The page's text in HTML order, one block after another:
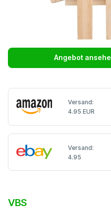
Angebot
Versand:
4.95 EUR
Versand:
4.95
VBS